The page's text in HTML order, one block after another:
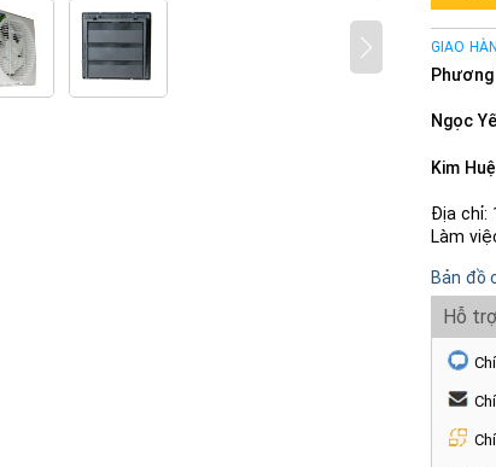
GIAO
Ngọc
Kim Huệ
Địa chỉ:
Làm
Bản đồ
Hỗ